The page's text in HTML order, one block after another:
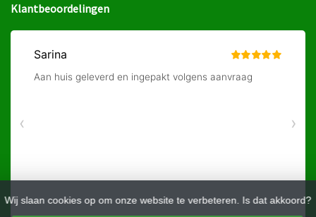
Wij slaan cookies op om onze website te verbeteren. Is dat akkoord?
Klantbeoordelingen